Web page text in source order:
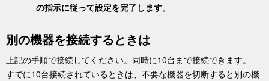
の指示に従って設定を完了します。
別の機器を接続するときは
上記の手順で接続してください。同時に10台まで接続できます。
すでに10台接続されているときは、不要な機器を切断すると別の機